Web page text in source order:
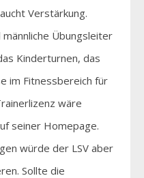
Verstärkung.
Übungsleiter
Kinderturnen, das
im Fitnessbereich für
wäre
seiner Homepage.
würde der LSV aber
Sollte die